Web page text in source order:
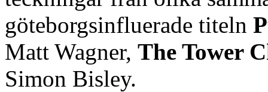
göteborgsinfluerade titeln
Matt Wagner, The Tower
Simon Bisley.